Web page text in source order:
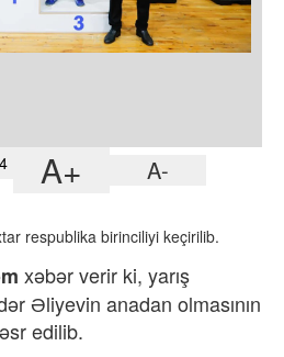
A+ A-
respublika birinciliyi keçirilib.
xəbər verir ki, yarış
Əliyevin anadan olmasının
edilib.